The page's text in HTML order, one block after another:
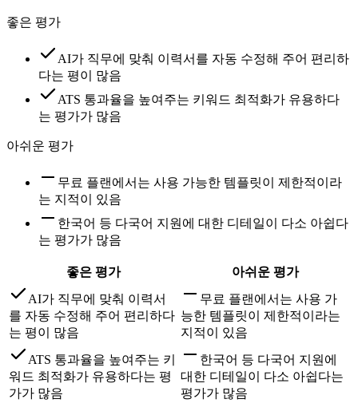
좋은 평가
AI가 직무에 맞춰 이력서를 자동 수정해 주어 편리하
다는 평이 많음
ATS 통과율을 높여주는 키워드 최적화가 유용하다
는 평가가 많음
아쉬운 평가
무료 플랜에서는 사용 가능한 템플릿이 제한적이라
는 지적이 있음
한국어 등 다국어 지원에 대한 디테일이 다소 아쉽다
는 평가가 많음
좋은 평가
아쉬운 평가
AI가 직무에 맞춰 이력서
를 자동 수정해 주어 편리하다
는 평이 많음
무료 플랜에서는 사용 가
능한 템플릿이 제한적이라는
지적이 있음
ATS 통과율을 높여주는 키
워드 최적화가 유용하다는 평
가가 많음
한국어 등 다국어 지원에
대한 디테일이 다소 아쉽다는
평가가 많음